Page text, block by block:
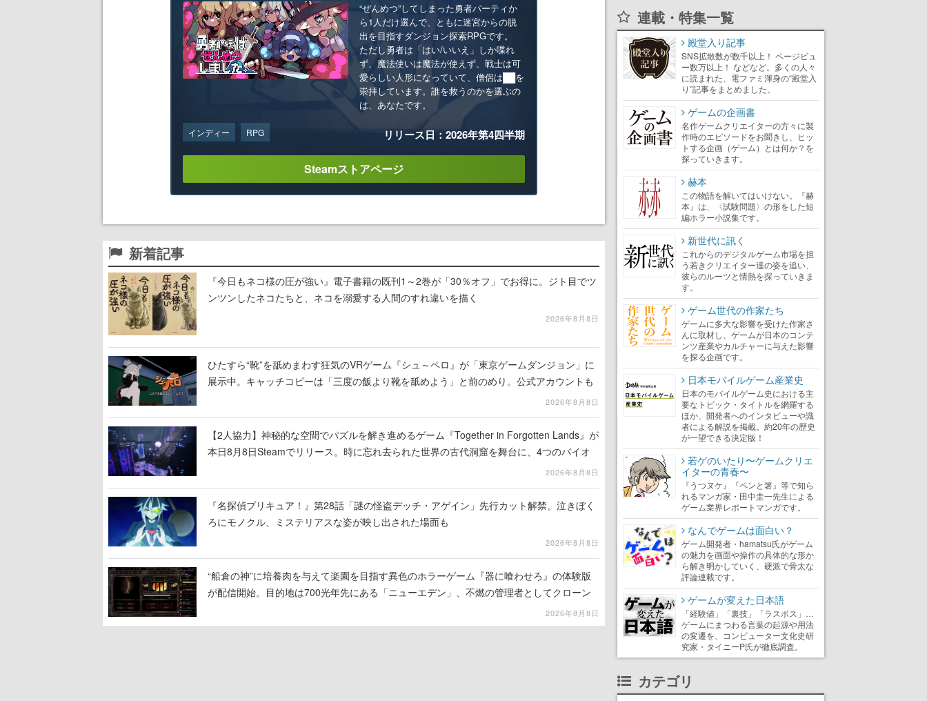
“ぜんめつ”してしまった勇者パーティか
ら1人だけ選んで、ともに迷宮からの脱
出を目指すダンジョン探索RPGです。
ただし勇者は「はい/いいえ」しか喋れ
ず、魔法使いは魔法が使えず、戦士は可
愛らしい人形になっていて、僧侶は██を
崇拝しています。誰を救うのかを選ぶの
は、あなたです。
インディー RPG リリース日：2026年第4四半期
Steamストアページ
新着記事
『今日もネコ様の圧が強い』電子書籍の既刊1～2巻が「30％オフ」でお得に。ジト目でツ
ンツンしたネコたちと、ネコを溺愛する人間のすれ違いを描く
2026年8月8日
ひたすら“靴”を舐めまわす狂気のVRゲーム『シュ～ペロ』が「東京ゲームダンジョン」に
展示中。キャッチコピーは「三度の飯より靴を舐めよう」と前のめり。公式アカウントも
2026年8月8日
【2人協力】神秘的な空間でパズルを解き進めるゲーム『Together in Forgotten Lands』が
本日8月8日Steamでリリース。時に忘れ去られた世界の古代洞窟を舞台に、4つのバイオ
2026年8月8日
『名探偵プリキュア！』第28話「謎の怪盗デッチ・アゲイン」先行カット解禁。泣きぼく
ろにモノクル、ミステリアスな姿が映し出された場面も
2026年8月8日
“船倉の神”に培養肉を与えて楽園を目指す異色のホラーゲーム『器に喰わせろ』の体験版
が配信開始。目的地は700光年先にある「ニューエデン」、不燃の管理者としてクローン
2026年8月8日
連載・特集一覧
殿堂入り記事
SNS拡散数が数千以上！ ページビュ
ー数万以上！ などなど。多くの人々
に読まれた、電ファミ渾身の“殿堂入
り”記事をまとめました。
ゲームの企画書
名作ゲームクリエイターの方々に製
作時のエピソードをお聞きし、ヒッ
トする企画（ゲーム）とは何か？を
探っていきます。
赫本
この物語を解いてはいけない。『赫
本』は、〈試験問題〉の形をした短
編ホラー小説集です。
新世代に訊く
これからのデジタルゲーム市場を担
う若きクリエイター達の姿を追い、
彼らのルーツと情熱を探っていきま
す。
ゲーム世代の作家たち
ゲームに多大な影響を受けた作家さ
んに取材し、ゲームが日本のコンテ
ンツ産業やカルチャーに与えた影響
を探る企画です。
日本モバイルゲーム産業史
日本のモバイルゲーム史における主
要なトピック・タイトルを網羅する
ほか、開発者へのインタビューや識
者による解説を掲載。約20年の歴史
が一望できる決定版！
若ゲのいたり〜ゲームクリエ
イターの青春〜
『うつヌケ』『ペンと箸』等で知ら
れるマンガ家・田中圭一先生による
ゲーム業界レポートマンガです。
なんでゲームは面白い？
ゲーム開発者・hamatsu氏がゲーム
の魅力を画面や操作の具体的な形か
ら解き明かしていく、硬派で骨太な
評論連載です。
ゲームが変えた日本語
「経験値」「裏技」「ラスボス」…
ゲームにまつわる言葉の起源や用法
の変遷を、コンピューター文化史研
究家・タイニーP氏が徹底調査。
カテゴリ